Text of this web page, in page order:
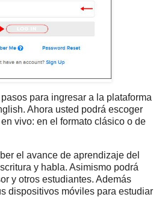
para ingresar a la plataforma
Ahora usted podrá escoger
vivo: en el formato clásico o de
el avance de aprendizaje del
y habla. Asimismo podrá
y otros estudiantes. Además
dispositivos móviles para estudiar